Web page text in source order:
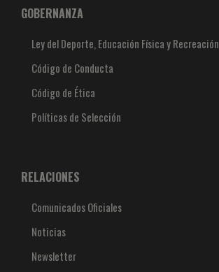
GOBERNANZA
Ley del Deporte, Educación Física y Recreación
Código de Conducta
Código de Ética
Políticas de Selección
RELACIONES
Comunicados Oficiales
Noticias
Newsletter